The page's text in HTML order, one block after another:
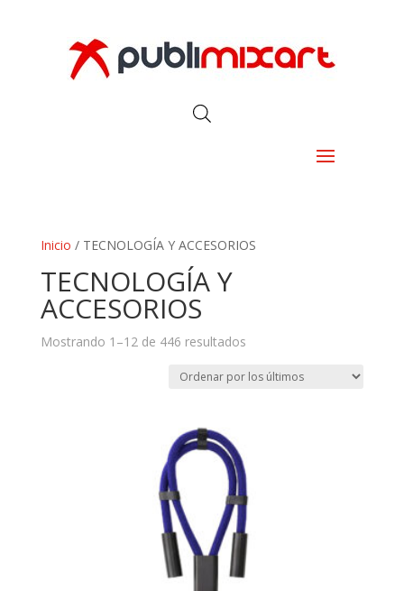
Inicio / TECNOLOGÍA Y ACCESORIOS
TECNOLOGÍA Y
ACCESORIOS
Mostrando 1–12 de 446 resultadosOrdenado
los